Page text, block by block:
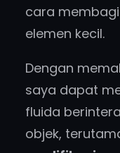
cara
elemen kecil.
Dengan
saya dapat
fluida
objek,